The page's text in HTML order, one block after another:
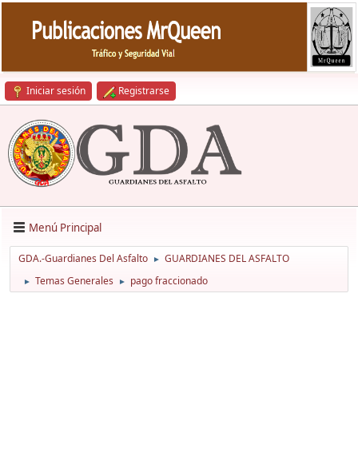
Iniciar sesión Registrarse
Menú Principal
GDA.-Guardianes Del Asfalto ► GUARDIANES DEL ASFALTO
► Temas Generales ► pago fraccionado